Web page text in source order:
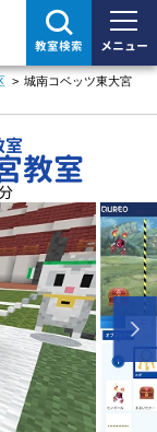
教室検索 メニュー
> 城南コベッツ東大宮
室
教室